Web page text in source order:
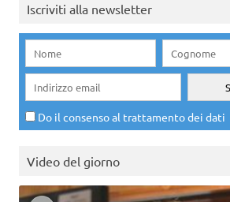
Iscriviti alla newsletter
Do il consenso al trattamento dei dati
Video del giorno